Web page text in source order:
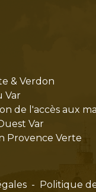
& Verdon
Var
de l'accès aux
Var
Provence Verte
- Politique